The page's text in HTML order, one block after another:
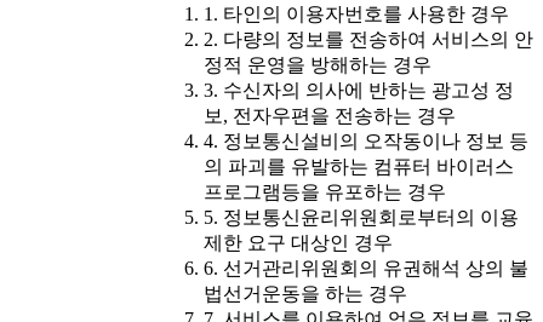
1. 타인의 이용자번호를 사용한 경우
2. 다량의 정보를 전송하여 서비스의 안
정적 운영을 방해하는 경우
3. 수신자의 의사에 반하는 광고성 정
보, 전자우편을 전송하는 경우
4. 정보통신설비의 오작동이나 정보 등
의 파괴를 유발하는 컴퓨터 바이러스
프로그램등을 유포하는 경우
5. 정보통신윤리위원회로부터의 이용
제한 요구 대상인 경우
6. 선거관리위원회의 유권해석 상의 불
법선거운동을 하는 경우